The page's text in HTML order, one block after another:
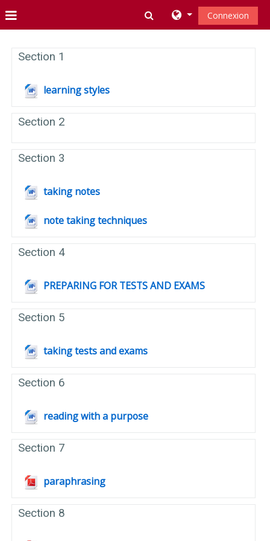
Panneau latéral
Activer/désactiver la
Connexion
Aperçu des sections
Section 1
learning styles
Fichier
Section 2
Section 3
taking notes
Fichier
note taking techniques
Fichier
Section 4
PREPARING FOR TESTS AND EXAMS
Fichier
Section 5
taking tests and exams
Fichier
Section 6
reading with a purpose
Fichier
Section 7
paraphrasing
Fichier
Section 8